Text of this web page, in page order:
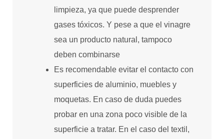
limpieza, ya que puede desprender
gases tóxicos. Y pese a que el vinagre
sea un producto natural, tampoco
deben combinarse
Es recomendable evitar el contacto con
superficies de aluminio, muebles y
moquetas. En caso de duda puedes
probar en una zona poco visible de la
superficie a tratar. En el caso del textil,